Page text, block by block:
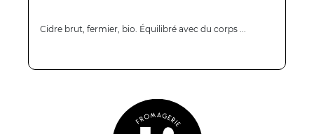
Cidre brut, fermier, bio. Équilibré avec du corps ...